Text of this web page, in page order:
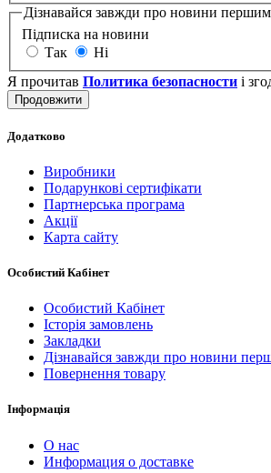
Дізнавайся завжди про новини першим
Підписка на новини
Так
Ні
Я прочитав Политика безопасности і
Додатково
Виробники
Подарункові сертифікати
Партнерська програма
Акції
Карта сайту
Особистий Кабінет
Особистий Кабінет
Історія замовлень
Закладки
Дізнавайся завжди про новини
Повернення товару
Інформація
О нас
Информация о доставке